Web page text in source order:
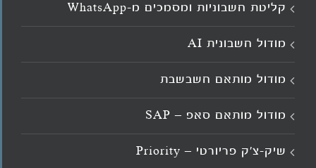
קליטת חשבוניות ומסמכים מ־WhatsApp
מודול חשבונית AI
מודול מותאם חשבשבת
מודול מותאם סאפ – SAP
שיק-צ'ק פריורטי – Priority